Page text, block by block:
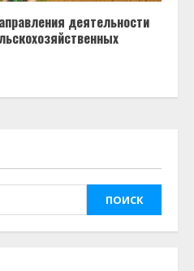
деятельности
ПОИСК